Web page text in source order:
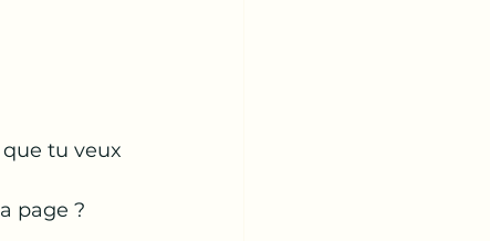
tu veux
page ?